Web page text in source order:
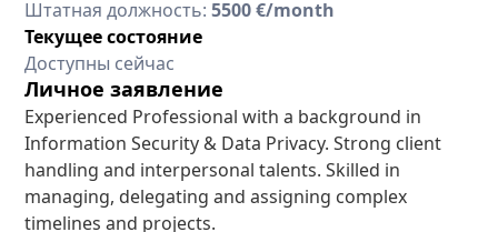
Штатная должность:5500 €/month
Текущее состояние
Доступны сейчас
Личное заявление
Experienced Professional with a background in
Information Security & Data Privacy. Strong client
handling and interpersonal talents. Skilled in
managing, delegating and assigning complex
timelines and projects.